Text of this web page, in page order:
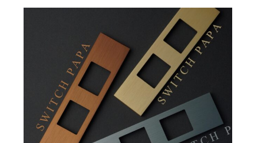
到
NT$4,280